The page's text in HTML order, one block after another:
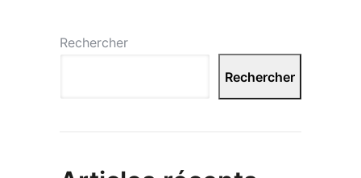
Rechercher
Rechercher